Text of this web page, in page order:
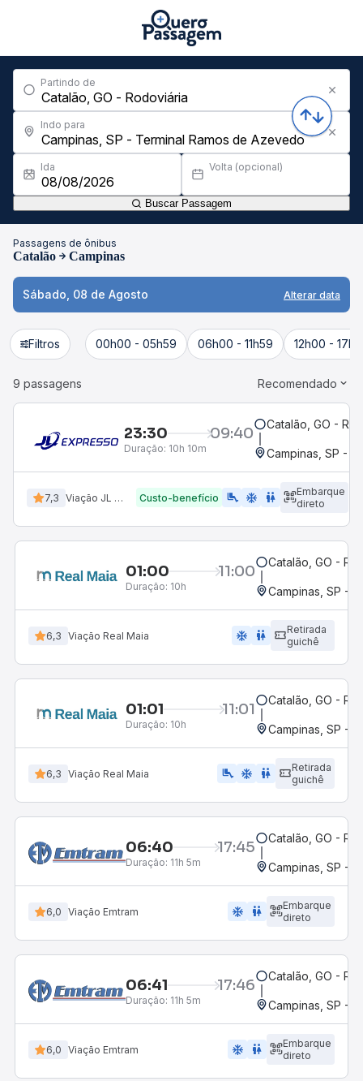
Partindo de
Indo para
Ida Volta (opcional)
Buscar Passagem
Passagens de ônibus
Catalão Campinas
Sábado, 08 de Agosto Alterar data
Filtros 00h00 - 05h59 06h00 - 11h59 12h00 -
9 passagens Recomendado
23:30 09:40
Duração: 10h 10m
Catalão, GO -
Campinas, SP -
7,3 Viação JL Expresso Custo-benefício airline_seat_legroom_extra ac_unit WC
Embarque
direto
01:00 11:00
Duração: 10h
Catalão, GO -
Campinas, SP -
6,3 Viação Real Maia ac_unit wc
Retirada
guichê
01:01 11:01
Duração: 10h
Catalão, GO -
Campinas, SP -
6,3 Viação Real Maia airline_seat_legroom_extra ac_unit wc
Retirada
guichê
06:40 17:45
Duração: 11h 5m
Catalão, GO -
Campinas, SP -
6,0 Viação Emtram ac_unit wc
Embarque
direto
06:41 17:46
Duração: 11h 5m
Catalão, GO -
Campinas, SP -
6,0 Viação Emtram ac_unit wc
Embarque
direto